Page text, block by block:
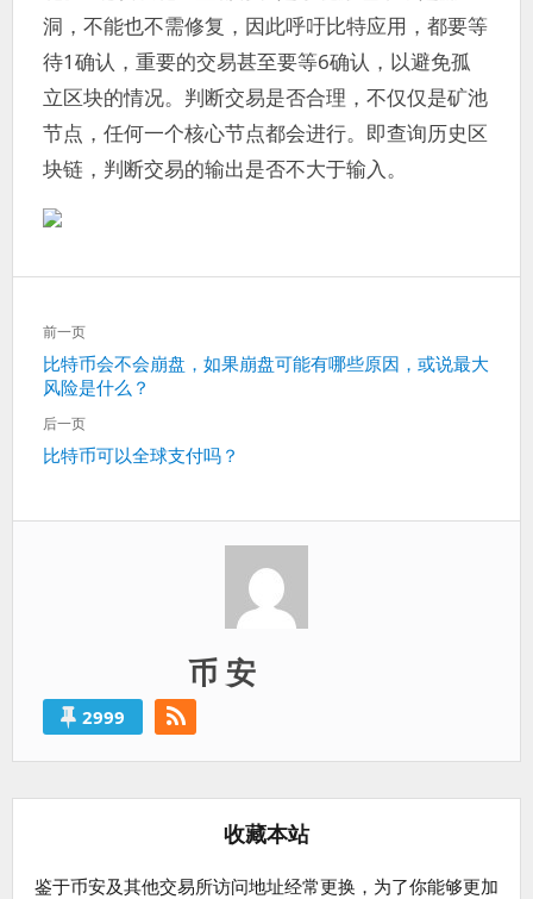
洞，不能也不需修复，因此呼吁比特应用，都要等
待1确认，重要的交易甚至要等6确认，以避免孤
立区块的情况。判断交易是否合理，不仅仅是矿池
节点，任何一个核心节点都会进行。即查询历史区
块链，判断交易的输出是否不大于输入。
文
章
导
航
前一页
上
一
篇：
比特币会不会崩盘，如果崩盘可能有哪些原因，或说最大
风险是什么？
后一页
下
比特币可以全球支付吗？
币 安
2999
收藏本站
鉴于币安及其他交易所访问地址经常更换，为了你能够更加